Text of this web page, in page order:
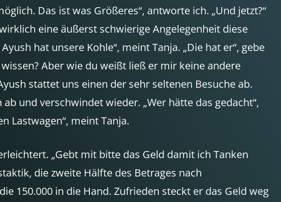
Das ist was Größeres“, antworte ich. „Und jetzt?“
eine äußerst schwierige Angelegenheit diese
hat unsere Kohle“, meint Tanja. „Die hat er“, gebe
Aber wie du weißt ließ er mir keine andere
stattet uns einen der sehr seltenen Besuche ab.
und verschwindet wieder. „Wer hätte das gedacht“,
Lastwagen“, meint Tanja.
„Gebt mit bitte das Geld damit ich Tanken
die zweite Hälfte des Betrages nach
150.000 in die Hand. Zufrieden steckt er das Geld weg